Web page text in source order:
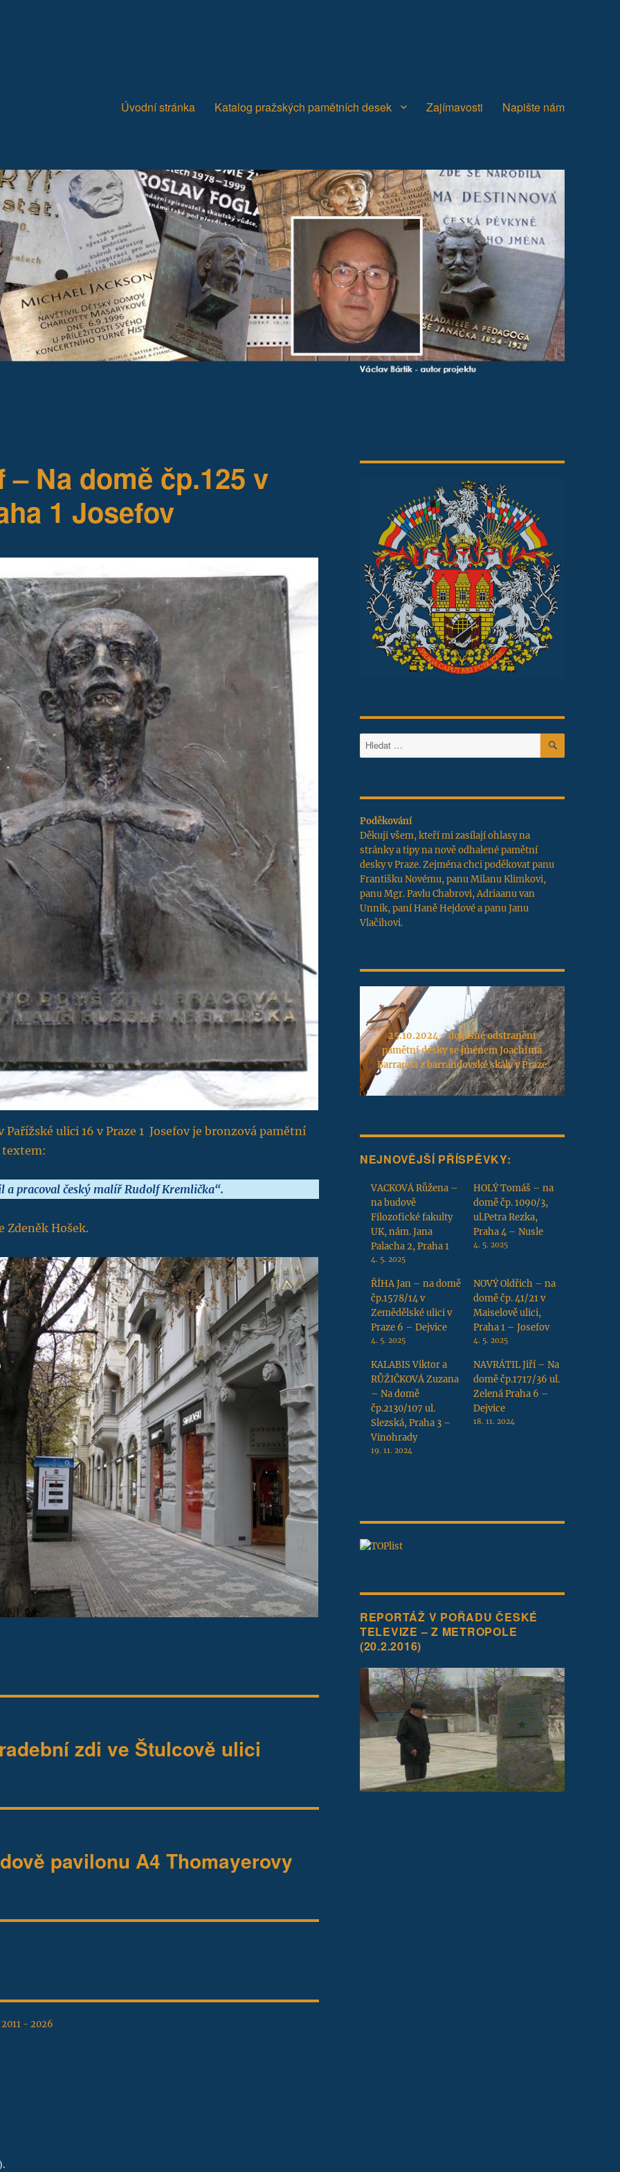
Úvodní stránka Katalog pražských pamětních desek Zajímavosti Napište nám
Na domě čp.125 v
1 Josefov
Pařížské ulici 16 v Praze 1 Josefov je bronzová pamětní
textem:
a pracoval český malíř Rudolf Kremlička“.
Zdeněk Hošek.
zdi ve Štulcově ulici
pavilonu A4 Thomayerovy
- 2026
Hledat: HLEDÁNÍ
Poděkování
Děkuji všem, kteří mi zasílají ohlasy na
stránky a tipy na nově odhalené pamětní
desky v Praze. Zejména chci poděkovat panu
Františku Novému, panu Milanu Klimkovi,
panu Mgr. Pavlu Chabrovi, Adriaanu van
Unnik, paní Haně Hejdové a panu Janu
Vlačihovi.
25.10.2024 - dočasné odstranění
pamětní desky se jménem Joachima
Barranda z barrandovské skály v Praze
NEJNOVĚJŠÍ PŘÍSPĚVKY:
VACKOVÁ Růžena –
na budově
Filozofické fakulty
UK, nám. Jana
Palacha 2, Praha 1
4. 5. 2025
HOLÝ Tomáš – na
domě čp. 1090/3,
ul.Petra Rezka,
Praha 4 – Nusle
4. 5. 2025
ŘÍHA Jan – na domě
čp.1578/14 v
Zemědělské ulici v
Praze 6 – Dejvice
4. 5. 2025
NOVÝ Oldřich – na
domě čp. 41/21 v
Maiselově ulici,
Praha 1 – Josefov
4. 5. 2025
KALABIS Viktor a
RŮŽIČKOVÁ Zuzana
– Na domě
čp.2130/107 ul.
Slezská, Praha 3 –
Vinohrady
19. 11. 2024
NAVRÁTIL Jiří – Na
domě čp.1717/36 ul.
Zelená Praha 6 –
Dejvice
18. 11. 2024
REPORTÁŽ V POŘADU ČESKÉ
TELEVIZE – Z METROPOLE
(20.2.2016)